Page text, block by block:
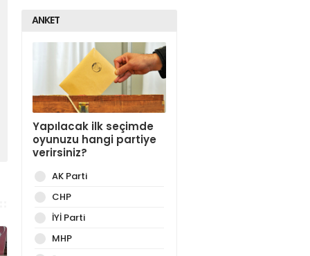
ANKET
Yapılacak ilk seçimde
oyunuzu hangi partiye
verirsiniz?
AK Parti
CHP
İYİ Parti
MHP